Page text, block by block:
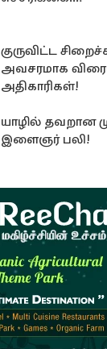
குருவிட்ட
அவசரமாக
அதிகாரிகள்!
யாழில் தவறான
இளைஞர் பலி!